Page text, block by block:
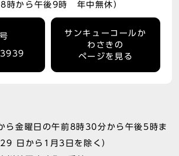
8時から午後9時 年中無休）
サンキューコールか
わさきの
ページを見る
ら金曜日の午前8時30分から午後5時ま
日から1月3日を除く）